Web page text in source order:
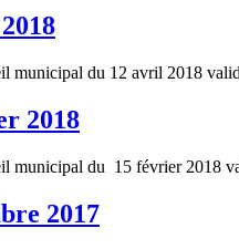
municipal du 12 avril 2018
2018
municipal du 15 février 2018
2017